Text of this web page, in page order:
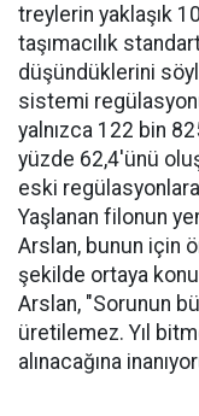
treylerin yaklaşık
taşımacılık
düşündüklerini
sistemi
yalnızca 122 bin
yüzde 62,4'ünü
eski
Yaşlanan filonun
Arslan, bunun için
şekilde ortaya
Arslan, "Sorunun
üretilemez. Yıl
alınacağına